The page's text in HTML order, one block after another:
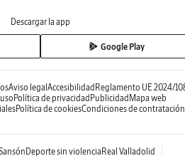
Descargar la app
Google Play
Aviso legal Accesibilidad Reglamento UE 2024/
Política de privacidad Publicidad Mapa web
Política de cookiesCondiciones de contratación
Deporte sin violencia Real Valladolid